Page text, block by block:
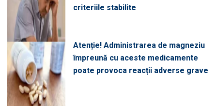
criteriile stabilite
Atenție! Administrarea de magneziu
împreună cu aceste medicamente
poate provoca reacții adverse grave